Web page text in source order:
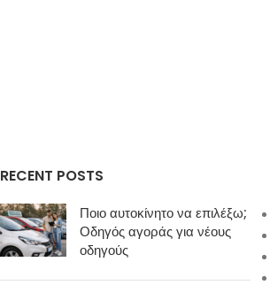
RECENT POSTS
Ποιο αυτοκίνητο να επιλέξω;
Οδηγός αγοράς για νέους
οδηγούς